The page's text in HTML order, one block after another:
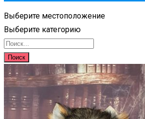
Выберите местоположение
Выберите категорию
Поиск